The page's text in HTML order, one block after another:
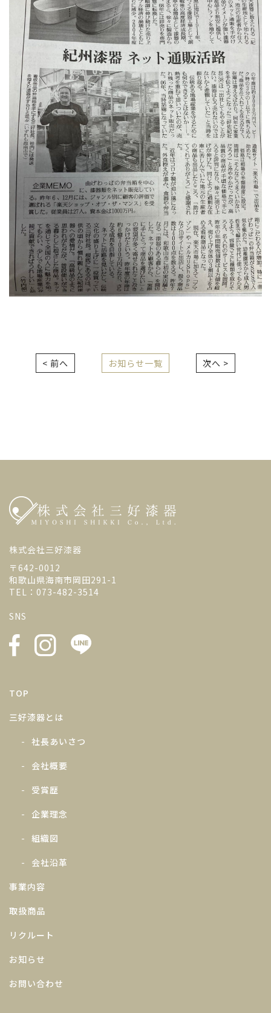
< 前へ お知らせ一覧 次へ >
株式会社三好漆器
〒642-0012
和歌山県海南市岡田291-1
TEL：073-482-3514
SNS
TOP
三好漆器とは
社長あいさつ
会社概要
受賞歴
企業理念
組織図
会社沿革
事業内容
取扱商品
リクルート
お知らせ
お問い合わせ